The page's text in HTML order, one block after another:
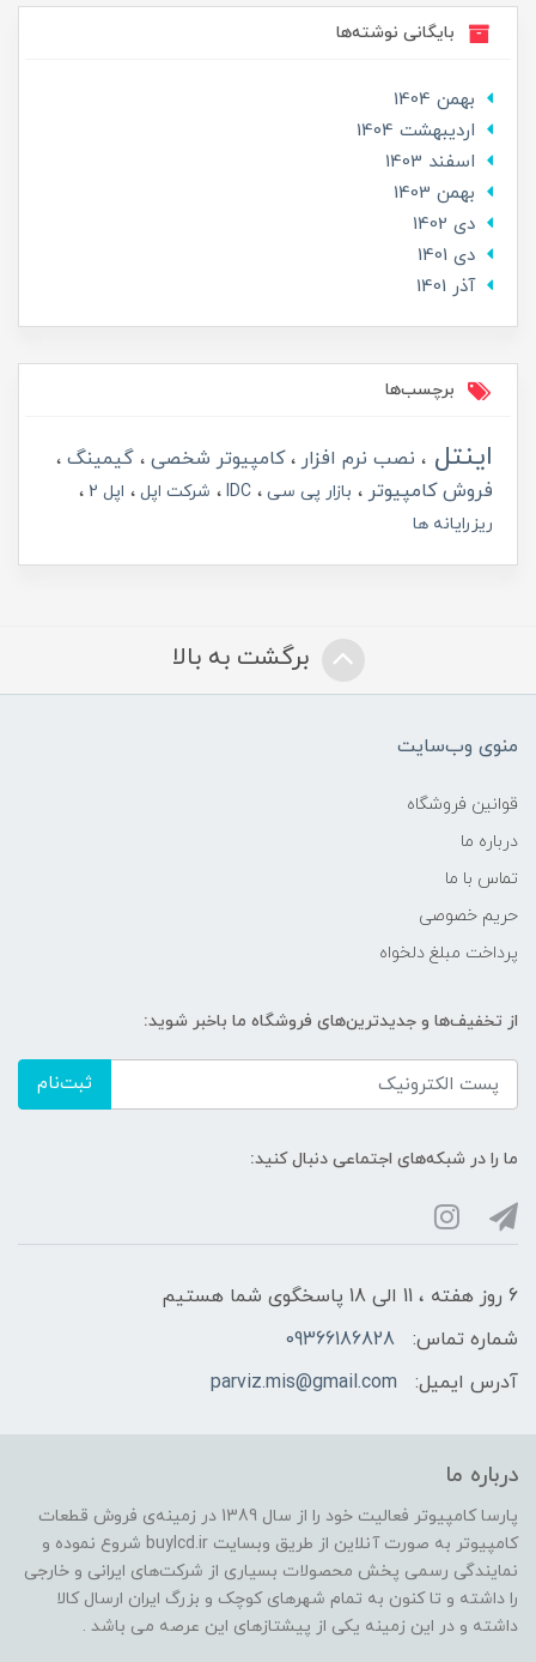
بایگانی نوشته‌ها
بهمن 1404
ارديبهشت 1404
اسفند 1403
بهمن 1403
دی 1402
دی 1401
آذر 1401
برچسب‌ها
اینتل نصب نرم افزار کامپیوتر شخصی
گیمینگ
فروش کامپیوتر
بازار پی سی IDC شرکت اپل
اپل 2
ریزرایانه ها
برگشت به بالا
منوی وب‌سایت
قوانین فروشگاه
درباره ما
تماس با ما
حریم خصوصی
پرداخت مبلغ دلخواه
از تخفیف‌ها و جدیدترین‌های فروشگاه ما باخبر شوید:
ثبت‌نام
ما را در شبکه‌های اجتماعی دنبال کنید:
6 روز هفته ، 11 الی 18 پاسخگوی شما هستیم
شماره تماس:
09366186828
آدرس ایمیل:
parviz.mis@gmail.com
درباره ما
پارسا کامپیوتر فعالیت خود را از سال 1389 در زمینه‌ی فروش قطعات
کامپیوتر به صورت آنلاین از طریق وبسایت buylcd.ir شروع نموده و
نمایندگی رسمی پخش محصولات بسیاری از شرکت‌های ایرانی و خارجی
را داشته و تا کنون به تمام شهرهای کوچک و بزرگ ایران ارسال کالا
داشته و در این زمینه یکی از پیشتازهای این عرصه می باشد .